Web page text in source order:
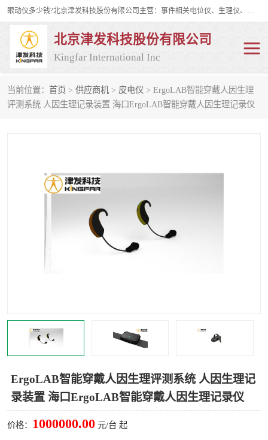
眼动仪多少钱?北京津发科技股份有限公司主营：事件相关电位仪、生理仪、肌电仪、脑电仪、皮电仪、眼动仪；是国家级高新技术企业、科技部认定的科技型中小企业和中关村高新技术企业，具备保密资格，具备自主进出口经营权；自主研发技术、产品与服务荣获多项省部级科学技术奖励、国家发明专利、国家软件著作权和省部级新技术新产品（服务）认证。
北京津发科技股份有限公司
Kingfar International Inc
当前位置： 首页 > 供应商机 > 皮电仪 > ErgoLAB智能穿戴人因生理
评测系统 人因生理记录装置 海口ErgoLAB智能穿戴人因生理记录仪
ErgoLAB智能穿戴人因生理评测系统 人因生理记
录装置 海口ErgoLAB智能穿戴人因生理记录仪
价格： 1000000.00 元/台 起
皮电仪 脑电仪
行为观察与表情分析
人机交互实验室
神经营销与消费行为实验